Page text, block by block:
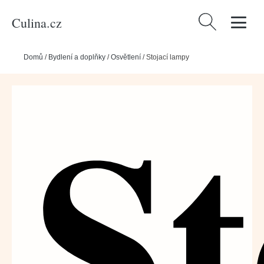
Culina.cz Vyhledávání
Domů / Bydlení a doplňky /Osvětlení /Stojací lampy